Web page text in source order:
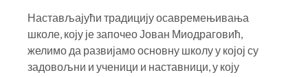
желимо да развијамо основну школу у којој су
задовољни и ученици и наставници, у коју
родитељи имају поверење, на коју је локална
средина поносна и у коју сви улажу. Неговањем